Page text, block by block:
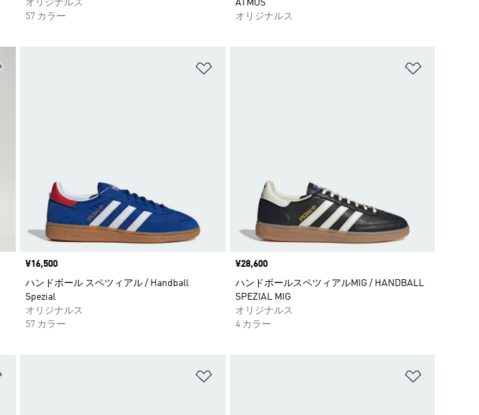
オリジナルス
57 カラー
ATMOS
オリジナルス
価格
¥16,500
ハンドボール スペツィアル / Handball
Spezial
オリジナルス
57 カラー
価格
¥28,600
ハンドボールスペツィアルMIG / HANDBALL
SPEZIAL MIG
オリジナルス
4 カラー